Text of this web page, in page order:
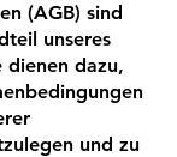
(AGB) sind
unseres
dienen dazu,
und zu